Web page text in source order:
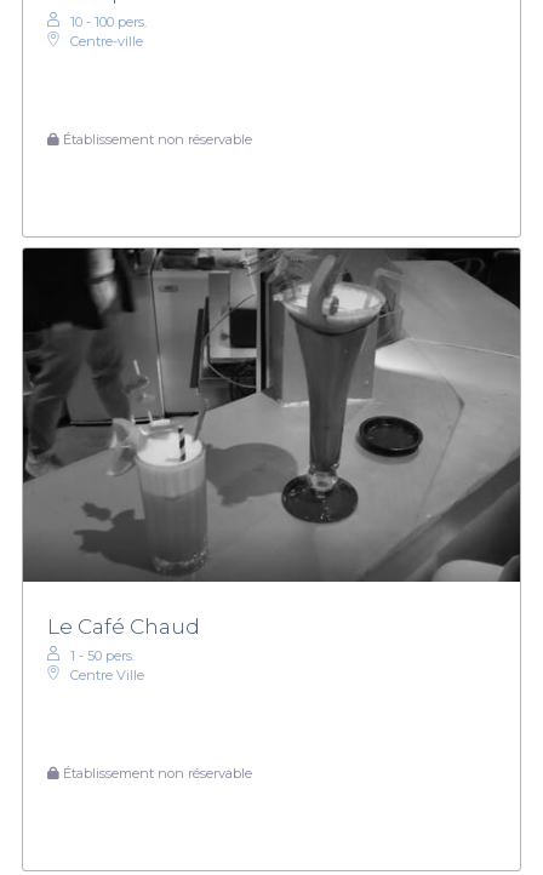
10 - 100 pers.
Centre-ville
Établissement non réservable
Le Café Chaud
1 - 50 pers.
Centre Ville
Établissement non réservable